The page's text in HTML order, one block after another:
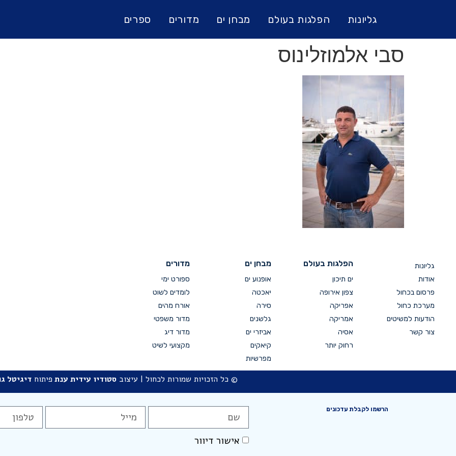
גליונות הפלגות בעולם מבחן ים מדורים ספרים
סבי אלמוזלינוס
גליונות
אודות
פרסום בכחול
מערכת כחול
הודעות למשיטים
צור קשר
הפלגות בעולם
ים תיכון
צפון אירופה
אפריקה
אמריקה
אסיה
רחוק יותר
מבחן ים
אופנוע ים
יאכטה
סירה
גלשנים
אביזרי ים
קיאקים
מפרשיות
מדורים
ספורט ימי
לומדים לשוט
אורח מהים
מדור משפטי
מדור דיג
מקצועי לשיט
© כל הזכויות שמורות לכחול | עיצובסטודיו עידית ענת פיתוח דיגיטל
הרשמו לקבלת עדכונים
אישור דיוור